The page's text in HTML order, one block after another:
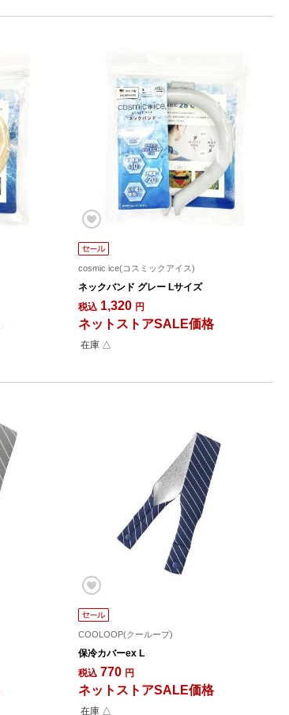
cosmic ice(コスミックアイス)
ネックバンド グレー Lサイズ
税込 1,320 円
ネットストアSALE価格
在庫 △
COOLOOP(クーループ)
保冷カバーex L
税込 770 円
ネットストアSALE価格
在庫 △